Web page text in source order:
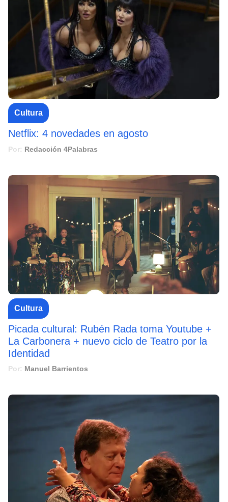
Cultura
Netflix: 4 novedades en agosto
Por: Redacción 4Palabras
Cultura
Picada cultural: Rubén Rada toma Youtube +
La Carbonera + nuevo ciclo de Teatro por la
Identidad
Por: Manuel Barrientos